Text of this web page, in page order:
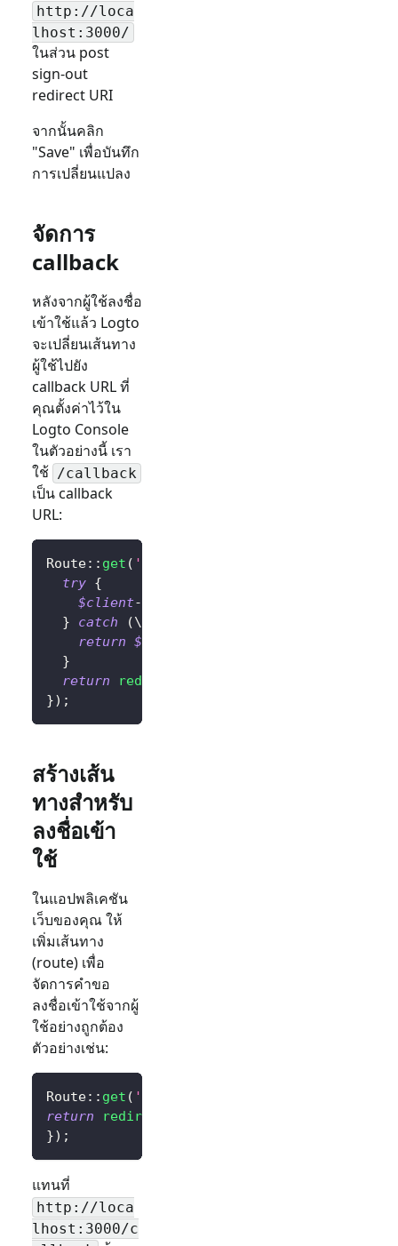
http://loca
lhost:3000/
ในส่วน post
sign-out
redirect URI
จากนั้นคลิก
"Save" เพื่อบันทึก
การเปลี่ยนแปลง
จัดการ
callback
หลังจากผู้ใช้ลงชื่อ
เข้าใช้แล้ว Logto
จะเปลี่ยนเส้นทาง
ผู้ใช้ไปยัง
callback URL ที่
คุณตั้งค่าไว้ใน
Logto Console
ในตัวอย่างนี้ เรา
ใช้ /callback
เป็น callback
URL:
Route:: get ( '/callback'
try {
$client->
}
catch (\
return $exception
}
return
redirect
}) ;
สร้างเส้น
ทางสำหรับ
ลงชื่อเข้า
ใช้
ในแอปพลิเคชัน
เว็บของคุณ ให้
เพิ่มเส้นทาง
(route) เพื่อ
จัดการคำขอ
ลงชื่อเข้าใช้จากผู้
ใช้อย่างถูกต้อง
ตัวอย่างเช่น:
Route:: get ( '/sign-in'
return
redirect
}) ;
แทนที่
http://loca
lhost:3000/c